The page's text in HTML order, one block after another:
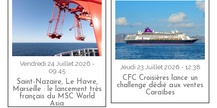
Vendredi 24 Juillet 2026 -
09:45
Saint-Nazaire, Le Havre,
Marseille : le lancement très
français du MSC World
Asia
Jeudi 23 Juillet 2026 - 12:38
CFC Croisières lance un
challenge dédié aux ventes
Caraïbes